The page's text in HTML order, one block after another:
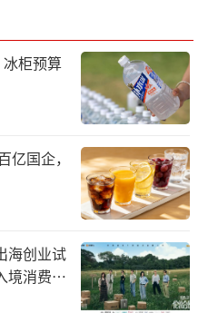
，印证了行业正逐步
极趋势。
晶科技不断加强业务
续加大研发投入，公
利润1000万元至1300
司的业绩改善预期明
拐点
迎来许多新变化。
柜预算
亿国企，
海创业试
消费反